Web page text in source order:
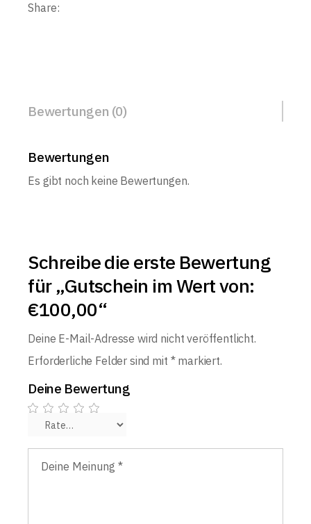
Share:
Bewertungen (0)
Bewertungen
Es gibt noch keine Bewertungen.
Schreibe die erste Bewertung
für „Gutschein im Wert von:
€100,00“
Deine E-Mail-Adresse wird nicht veröffentlicht.
Erforderliche Felder sind mit *markiert.
Deine Bewertung